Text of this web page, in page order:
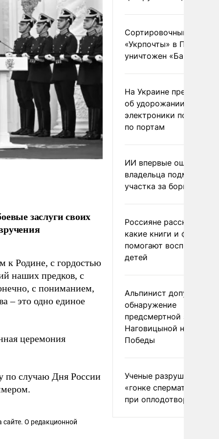
заслуги своих
к Родине, с гордостью
наших предков, с
с пониманием,
– это одно единое
церемония
по случаю Дня России
сайте. О редакционной
Сортировочный пункт
«Укрпочты» в
уничтожен
На Украине
об удорожании
электроники после
по портам
ИИ впервые
владельца
участка за борщевик
Россияне рассказали,
какие книги и фильмы
помогают воспитывать
детей
Альпинист допустил
обнаружение
предсмертной записки
Наговицыной на пике
Победы
Ученые разрушили миф
«гонке
при оплодотворении